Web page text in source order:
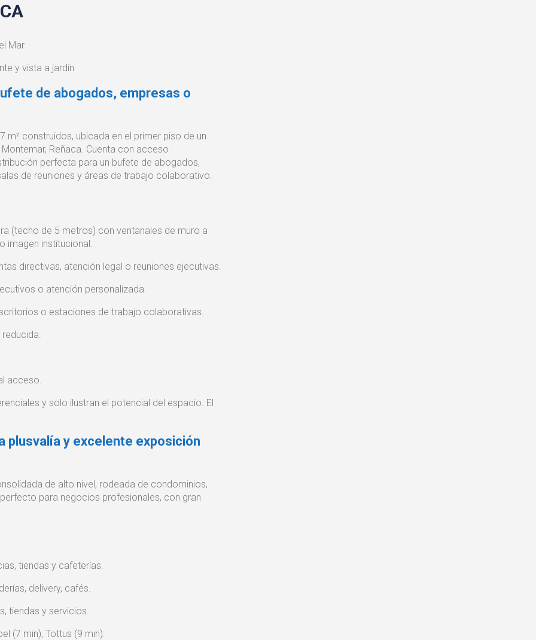
Mar
y vista a jardín
de abogados, empresas o
construidos, ubicada en el primer piso de un
Reñaca. Cuenta con acceso
perfecta para un bufete de abogados,
de reuniones y áreas de trabajo colaborativo.
(techo de 5 metros) con ventanales de muro a
imagen institucional.
directivas, atención legal o reuniones ejecutivas.
o atención personalizada.
o estaciones de trabajo colaborativas.
acceso.
y solo ilustran el potencial del espacio. El
plusvalía y excelente exposición
de alto nivel, rodeada de condominios,
para negocios profesionales, con gran
tiendas y cafeterías.
delivery, cafés.
tiendas y servicios.
(7 min), Tottus (9 min).